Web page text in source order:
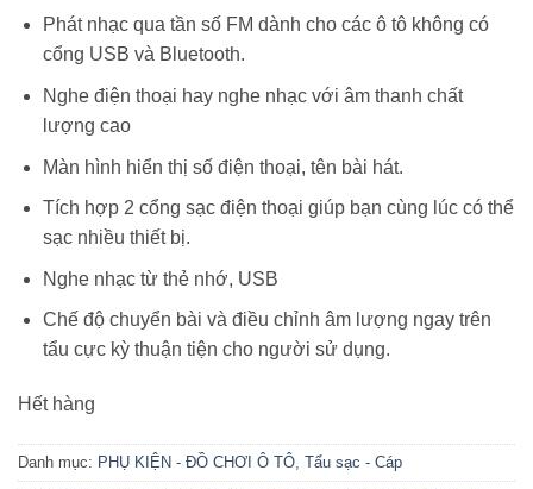
Phát nhạc qua tần số FM dành cho các ô tô không có
cổng USB và Bluetooth.
Nghe điện thoại hay nghe nhạc với âm thanh chất
lượng cao
Màn hình hiển thị số điện thoại, tên bài hát.
Tích hợp 2 cổng sạc điện thoại giúp bạn cùng lúc có thể
sạc nhiều thiết bị.
Nghe nhạc từ thẻ nhớ, USB
Chế độ chuyển bài và điều chỉnh âm lượng ngay trên
tẩu cực kỳ thuận tiện cho người sử dụng.
Hết hàng
Danh mục: PHỤ KIỆN - ĐỒ CHƠI Ô TÔ, Tẩu sạc - Cáp